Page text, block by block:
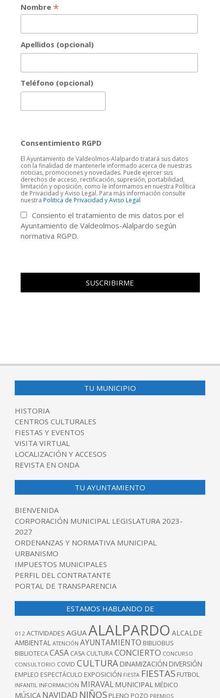
Nombre *
Apellidos (opcional)
Teléfono (opcional)
Consentimiento RGPD
El Ayuntamiento de Valdeolmos-Alalpardo tratará sus datos
con la finalidad de mantenerle informado acerca de nuestras
noticias, promociones y novedades. Puede ejercer sus
derechos de acceso, rectificación, supresión, portabilidad,
limitación y oposición, como le informamos en nuestra Política
de Privacidad y Aviso Legal. Para más información consulte
nuestra Politica de Privacidad y Aviso Legal
Consiento el tratamiento de mis datos por el
Ayuntamiento de Valdeolmos-Alalpardo según
normativa RGPD.
TU MUNICIPIO
HISTORIA
CENTROS CULTURALES
FIESTAS Y EVENTOS
VISITA VIRTUAL
LOCALIZACIÓN Y ACCESOS
REVISTA EN ONDA
TU AYUNTAMIENTO
BIENVENIDA
CORPORACIÓN MUNICIPAL LEGISLATURA 2023-
2027
ORDENANZAS Y NORMATIVA MUNICIPAL
URBANISMO
IMPUESTOS MUNICIPALES
PERFIL DEL CONTRATANTE
PORTAL DE TRANSPARENCIA
ESTAMOS HABLANDO DE
012 ACTIVIDADES AGUA ALALPARDO ALCALDE
AMBIENTAL ATENCIÓN AYUNTAMIENTO BIBLIOBUS
BIBLIOTECACASA CASA CULTURACONCIERTO CONCURSO
CONSULTORIO COVID CULTURA DINAMIZACIÓN DIVERSIÓN
EMPLEO ESPECTÁCULO EXPOSICIÓN FIESTA FIESTAS FUTBOL
INFANTIL INFORMACIÓN MIRAVAL MUNICIPAL MÉDICO
MÚSICA NAVIDAD NIÑOS PLENO POZO PREMIOS